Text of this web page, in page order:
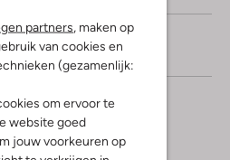
partners , maken op
van cookies en
(gezamenlijk:
om ervoor te
website goed
jouw voorkeuren op
5/5